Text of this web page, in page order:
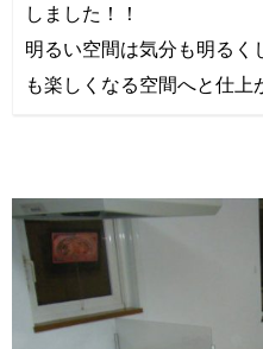
しました！！
明るい空間は気分も明る
も楽しくなる空間へと仕上